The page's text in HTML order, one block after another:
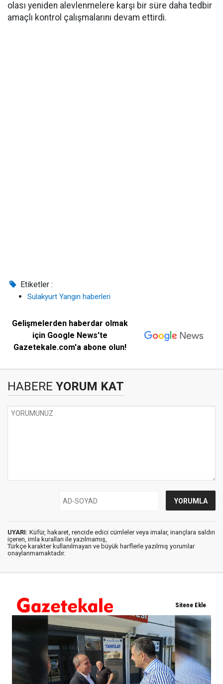
olası yeniden alevlenmelere karşı bir süre daha tedbir
amaçlı kontrol çalışmalarını devam ettirdi.
Etiketler :
Sulakyurt Yangın haberleri
Gelişmelerden haberdar olmak
için Google News'te
Gazetekale.com'a abone olun!
HABERE YORUM KAT
UYARI: Küfür, hakaret, rencide edici cümleler veya imalar, inançlara saldırı
içeren, imla kuralları ile yazılmamış,
Türkçe karakter kullanılmayan ve büyük harflerle yazılmış yorumlar
onaylanmamaktadır.